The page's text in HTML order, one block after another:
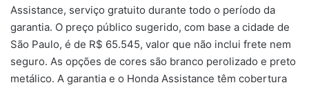
Assistance, serviço gratuito durante todo o período da
garantia. O preço público sugerido, com base a cidade de
São Paulo, é de R$ 65.545, valor que não inclui frete nem
seguro. As opções de cores são branco perolizado e preto
metálico. A garantia e o Honda Assistance têm cobertura